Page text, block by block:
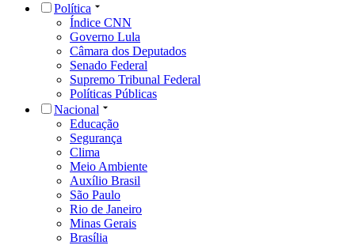
Política
Índice CNN
Governo Lula
Câmara dos Deputados
Senado Federal
Supremo Tribunal Federal
Políticas Públicas
Nacional
Educação
Segurança
Clima
Meio Ambiente
Auxílio Brasil
São Paulo
Rio de Janeiro
Minas Gerais
Brasília